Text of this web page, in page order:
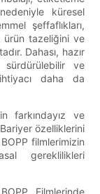
küresel
şeffaflıkları,
ürün tazeliğini ve
Dahası, hazır
sürdürülebilir ve
daha da
farkındayız ve
özelliklerini
filmlerimizin
gereklilikleri
Filmlerinde